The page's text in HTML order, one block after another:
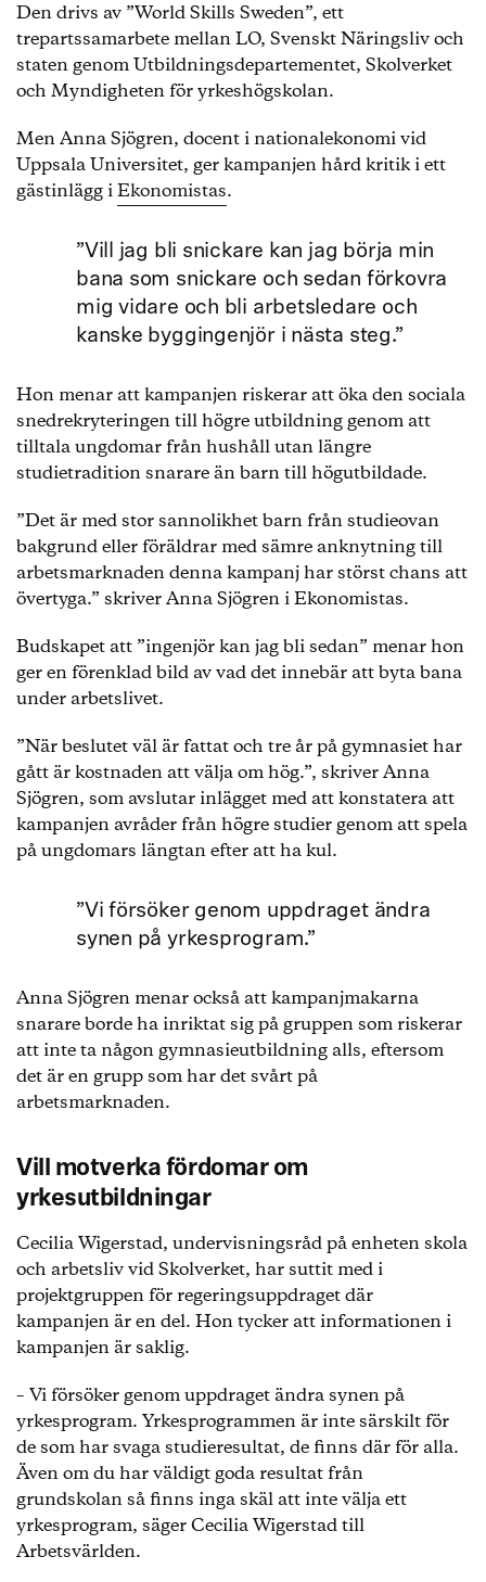
Den drivs av ”World Skills Sweden”, ett
trepartssamarbete mellan LO, Svenskt Näringsliv och
staten genom Utbildningsdepartementet, Skolverket
och Myndigheten för yrkeshögskolan.
Men Anna Sjögren, docent i nationalekonomi vid
Uppsala Universitet, ger kampanjen hård kritik i ett
gästinlägg iEkonomistas.
”Vill jag bli snickare kan jag börja min
bana som snickare och sedan förkovra
mig vidare och bli arbetsledare och
kanske byggingenjör i nästa steg.”
Hon menar att kampanjen riskerar att öka den sociala
snedrekryteringen till högre utbildning genom att
tilltala ungdomar från hushåll utan längre
studietradition snarare än barn till högutbildade.
”Det är med stor sannolikhet barn från studieovan
bakgrund eller föräldrar med sämre anknytning till
arbetsmarknaden denna kampanj har störst chans att
övertyga.” skriver Anna Sjögren i Ekonomistas.
Budskapet att ”ingenjör kan jag bli sedan” menar hon
ger en förenklad bild av vad det innebär att byta bana
under arbetslivet.
”När beslutet väl är fattat och tre år på gymnasiet har
gått är kostnaden att välja om hög.”, skriver Anna
Sjögren, som avslutar inlägget med att konstatera att
kampanjen avråder från högre studier genom att spela
på ungdomars längtan efter att ha kul.
”Vi försöker genom uppdraget ändra
synen på yrkesprogram.”
Anna Sjögren menar också att kampanjmakarna
snarare borde ha inriktat sig på gruppen som riskerar
att inte ta någon gymnasieutbildning alls, eftersom
det är en grupp som har det svårt på
arbetsmarknaden.
Vill motverka fördomar om
yrkesutbildningar
Cecilia Wigerstad, undervisningsråd på enheten skola
och arbetsliv vid Skolverket, har suttit med i
projektgruppen för regeringsuppdraget där
kampanjen är en del. Hon tycker att informationen i
kampanjen är saklig.
– Vi försöker genom uppdraget ändra synen på
yrkesprogram. Yrkesprogrammen är inte särskilt för
de som har svaga studieresultat, de finns där för alla.
Även om du har väldigt goda resultat från
grundskolan så finns inga skäl att inte välja ett
yrkesprogram, säger Cecilia Wigerstad till
Arbetsvärlden.